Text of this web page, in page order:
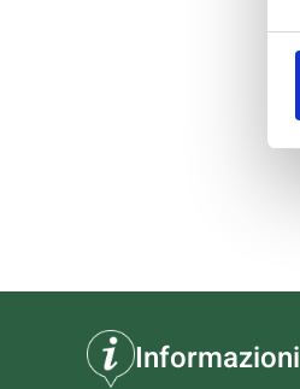
Informazioni